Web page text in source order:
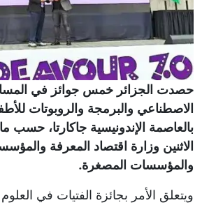
حصدت الجزائر خمس جوائز في
الاصطناعي والبرمجة والروبوتات
بالعاصمة الإندونيسية جاكارتا، حسب
الاثنين وزارة اقتصاد المعرفة
والمؤسسات المصغرة.
ويتعلق الأمر بجائزة الفتيات في العلوم